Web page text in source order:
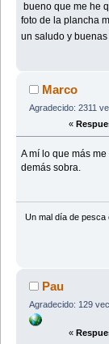
bueno que me he
foto de la plancha
un saludo y
Marco
Agradecido: 2311
«
A mí lo que más
demás sobra.
Un mal día de pesca
Pau
Agradecido: 129
«